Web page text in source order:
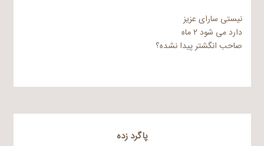
نیستی سارای عزیز
دارد می شود ۲ ماه
صاحب انگشتر پیدا نشده؟
پاگرد زده